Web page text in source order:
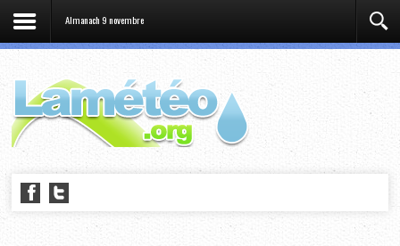
Almanach 9 novembre